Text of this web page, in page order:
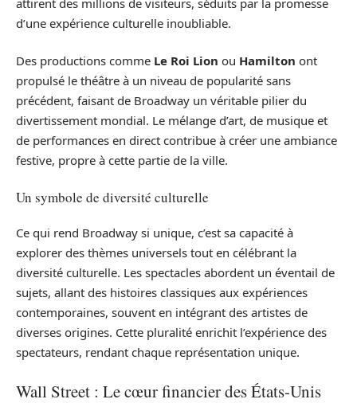
d’une expérience culturelle inoubliable.
Des productions comme Le Roi Lion ou Hamilton ont
propulsé le théâtre à un niveau de popularité sans
précédent, faisant de Broadway un véritable pilier du
divertissement mondial. Le mélange d’art, de musique et
de performances en direct contribue à créer une ambiance
festive, propre à cette partie de la ville.
Un symbole de diversité culturelle
Ce qui rend Broadway si unique, c’est sa capacité à
explorer des thèmes universels tout en célébrant la
diversité culturelle. Les spectacles abordent un éventail de
sujets, allant des histoires classiques aux expériences
contemporaines, souvent en intégrant des artistes de
diverses origines. Cette pluralité enrichit l’expérience des
spectateurs, rendant chaque représentation unique.
Wall Street : Le cœur financier des États-Unis